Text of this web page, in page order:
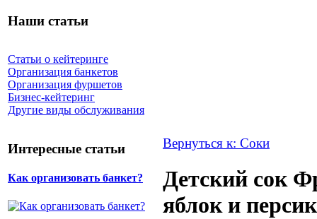
Наши статьи
Статьи о кейтеринге
Организация банкетов
Организация фуршетов
Бизнес-кейтеринг
Другие виды обслуживания
Интересные статьи
Как организовать банкет?
Вернуться к: Соки
Детский сок
яблок и